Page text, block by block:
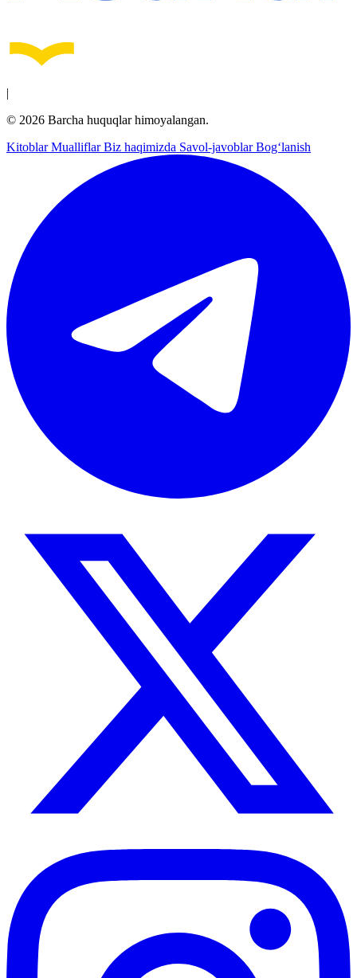
|
© 2026 Barcha huquqlar himoyalangan.
KitoblarMualliflarBiz haqimizda Savol-javoblarBog‘lanish